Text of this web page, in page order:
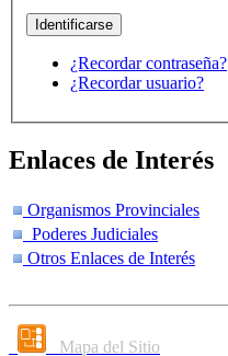
¿Recordar contraseña?
¿Recordar usuario?
Enlaces de Interés
Organismos Provinciales
Poderes Judiciales
Otros Enlaces de Interés
Mapa del Sitio